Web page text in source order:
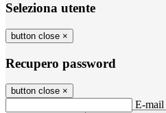
Seleziona utente
button close ×
Recupero password
button close ×
E-mail